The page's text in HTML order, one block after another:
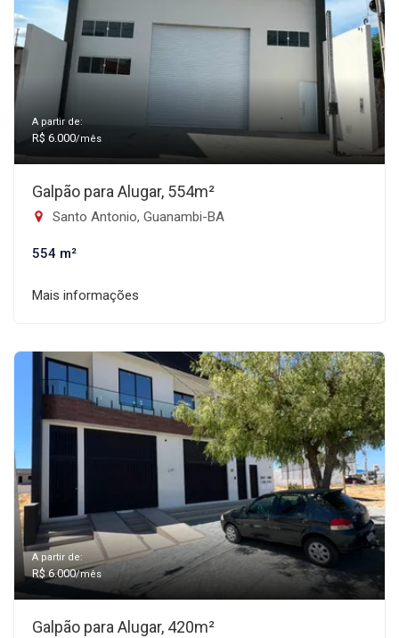
A partir de:
R$ 6.000/mês
Galpão para Alugar, 554m²
Santo Antonio, Guanambi-BA
554 m²
Mais informações
A partir de:
R$ 6.000/mês
Galpão para Alugar, 420m²